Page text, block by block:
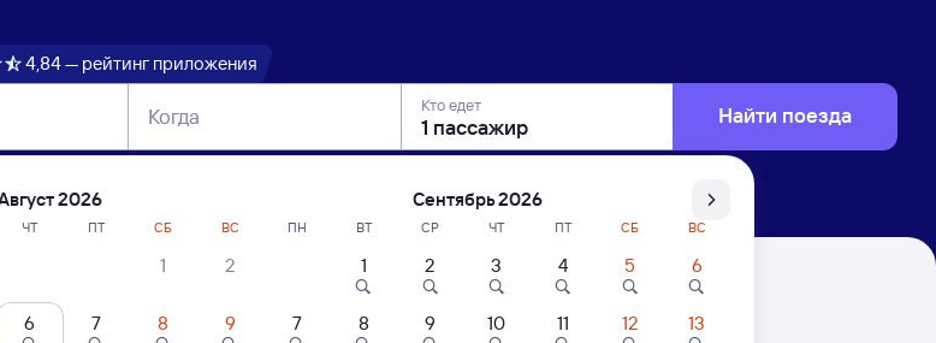
4,84 — рейтинг приложения
Когда Кто едет Найти поезда
Сириус (Олимпийский Парк) — Миллерово
2026
ЧТ ПТ СБ ВС
1 2
6 7 8 9
Сентябрь 2026
ПН ВТ СР ЧТ ПТ СБ ВС
1 2 3 4 5 6
7 8 9 10 11 12 13